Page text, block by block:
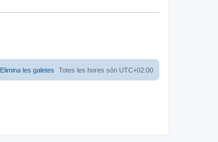
Totes les hores són UTC+02:00
Elimina les galetes